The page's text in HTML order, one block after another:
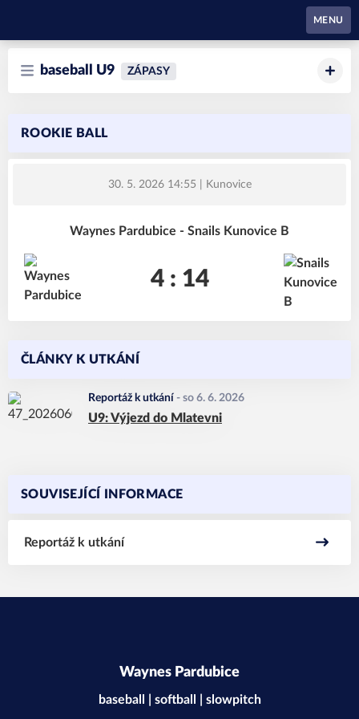
MENU
baseball U9 ZÁPASY
ROOKIE BALL
30. 5. 2026 14:55 | Kunovice
Waynes Pardubice - Snails Kunovice B
4 : 14
ČLÁNKY K UTKÁNÍ
Reportáž k utkání - so 6. 6. 2026
U9: Výjezd do Mlatevni
SOUVISEJÍCÍ INFORMACE
Reportáž k utkání
Waynes Pardubice
baseball | softball | slowpitch